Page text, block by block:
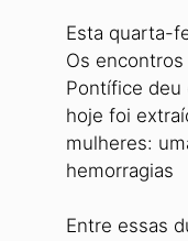
Esta quarta-
Os
Pontífice deu
hoje foi
mulheres:
hemorragias
Entre essas